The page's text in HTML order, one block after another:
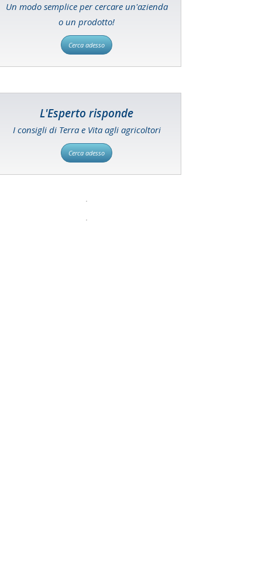
Un modo semplice per cercare un'azienda
o un prodotto!
Cerca adesso
L'Esperto risponde
I consigli di Terra e Vita agli agricoltori
Cerca adesso